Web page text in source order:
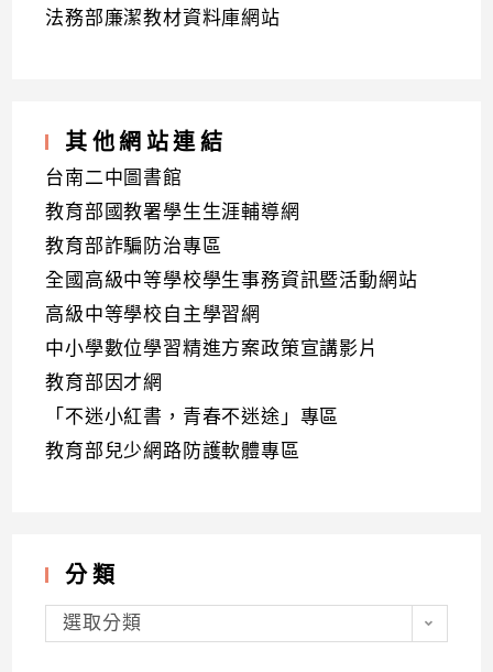
法務部廉潔教材資料庫網站
其他網站連結
台南二中圖書館
教育部國教署學生生涯輔導網
教育部詐騙防治專區
全國高級中等學校學生事務資訊暨活動網站
高級中等學校自主學習網
中小學數位學習精進方案政策宣講影片
教育部因才網
「不迷小紅書，青春不迷途」專區
教育部兒少網路防護軟體專區
分類
分
類選取分類